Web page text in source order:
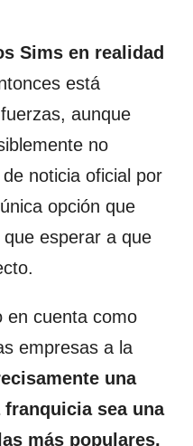
Sims en realidad
está
aunque
no
noticia oficial por
opción que
esperar a que
en cuenta como
empresas a la
una
franquicia sea una
más populares,